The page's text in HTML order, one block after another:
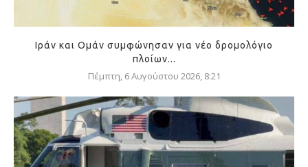
Ιράν και Ομάν συμφώνησαν για νέο δρομολόγιο
πλοίων...
Πέμπτη, 6 Αυγούστου 2026, 8:21